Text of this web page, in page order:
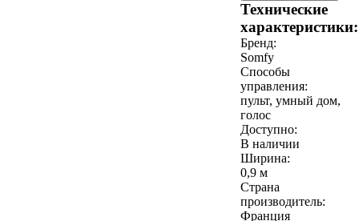
Технические
характеристики:
Бренд:
Somfy
Способы
управления:
пульт, умный дом,
голос
Доступно:
В наличии
Ширина:
0,9 м
Страна
производитель:
Франция